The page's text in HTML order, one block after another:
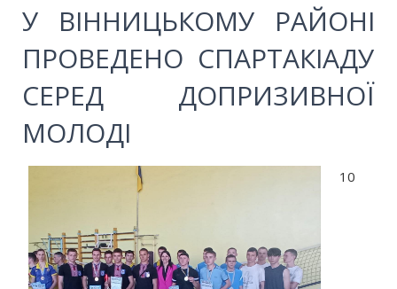
У ВІННИЦЬКОМУ РАЙОНІ
ПРОВЕДЕНО СПАРТАКІАДУ
СЕРЕД ДОПРИЗИВНОЇ
МОЛОДІ
10